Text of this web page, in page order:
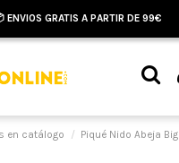
ENVIOS GRATIS A PARTIR DE 99€
en catálogo Piqué Nido Abeja Big